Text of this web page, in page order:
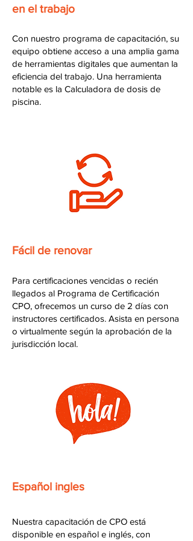
en el trabajo
Con nuestro programa de capacitación, su
equipo obtiene acceso a una amplia gama
de herramientas digitales que aumentan la
eficiencia del trabajo. Una herramienta
notable es la Calculadora de dosis de
piscina.
Fácil de renovar
Para certificaciones vencidas o recién
llegados al Programa de Certificación
CPO, ofrecemos un curso de 2 días con
instructores certificados. Asista en persona
o virtualmente según la aprobación de la
jurisdicción local.
Español ingles
Nuestra capacitación de CPO está
disponible en español e inglés, con